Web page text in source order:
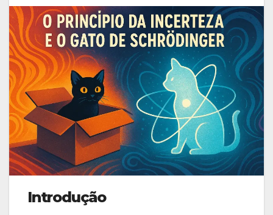
Introdução